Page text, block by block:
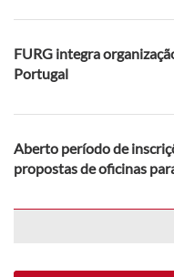
FURG integra
Portugal
Aberto período de
propostas de oficinas